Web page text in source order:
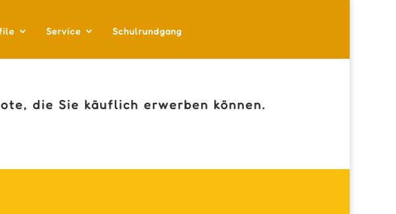
Service Schulrundgang
die Sie käuflich erwerben können.